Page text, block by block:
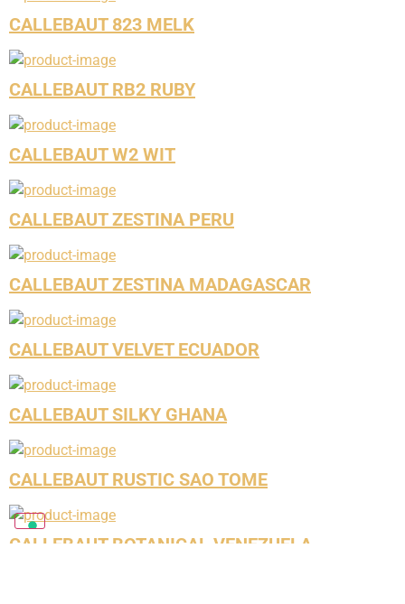
CALLEBAUT 823 MELK
CALLEBAUT RB2 RUBY
CALLEBAUT W2 WIT
CALLEBAUT ZESTINA PERU
CALLEBAUT ZESTINA MADAGASCAR
CALLEBAUT VELVET ECUADOR
CALLEBAUT SILKY GHANA
CALLEBAUT RUSTIC SAO TOME
CALLEBAUT BOTANICAL VENEZUELA